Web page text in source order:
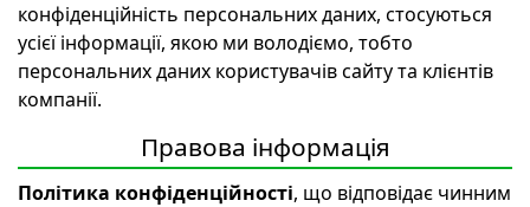
конфіденційність персональних даних, стосуються
усієї інформації, якою ми володіємо, тобто
персональних даних користувачів сайту та клієнтів
компанії.
Правова інформація
Політика конфіденційності, що відповідає чинним